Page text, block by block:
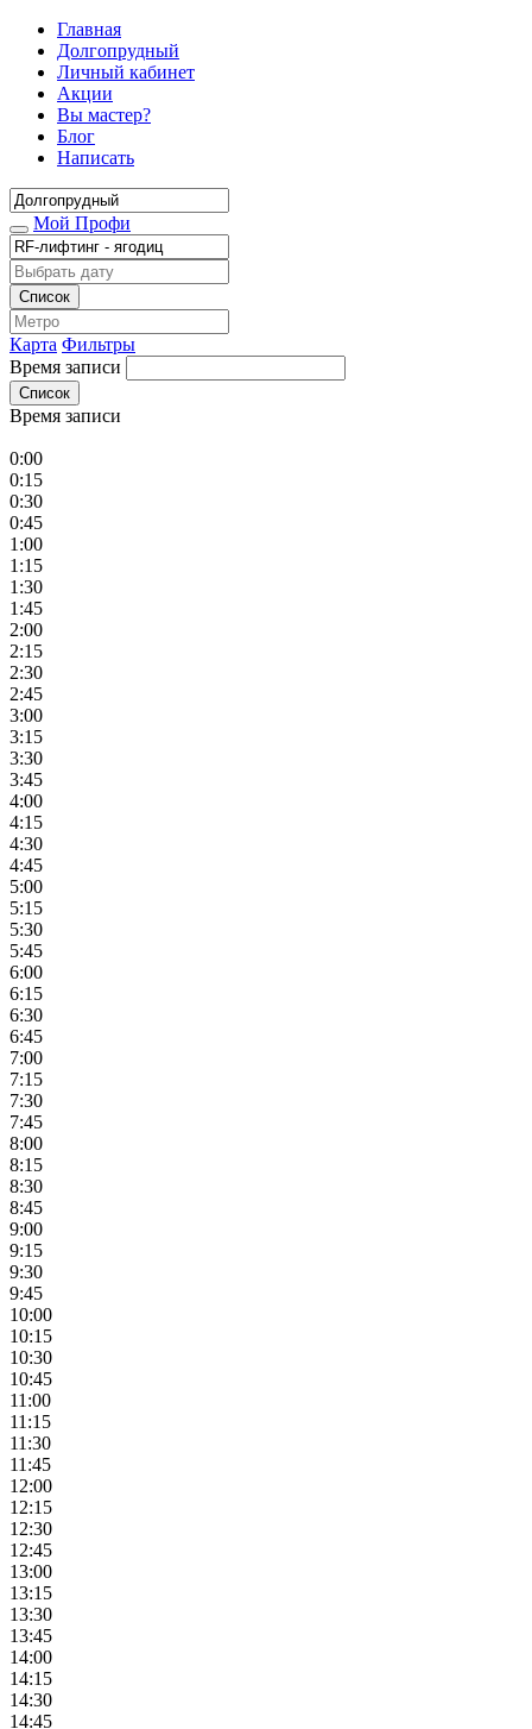
Главная
Долгопрудный
Личный кабинет
Акции
Вы мастер?
Блог
Написать
Мой Профи
Список
Карта Фильтры
Время записи
Список
Время записи
0:00
0:15
0:30
0:45
1:00
1:15
1:30
1:45
2:00
2:15
2:30
2:45
3:00
3:15
3:30
3:45
4:00
4:15
4:30
4:45
5:00
5:15
5:30
5:45
6:00
6:15
6:30
6:45
7:00
7:15
7:30
7:45
8:00
8:15
8:30
8:45
9:00
9:15
9:30
9:45
10:00
10:15
10:30
10:45
11:00
11:15
11:30
11:45
12:00
12:15
12:30
12:45
13:00
13:15
13:30
13:45
14:00
14:15
14:30
14:45